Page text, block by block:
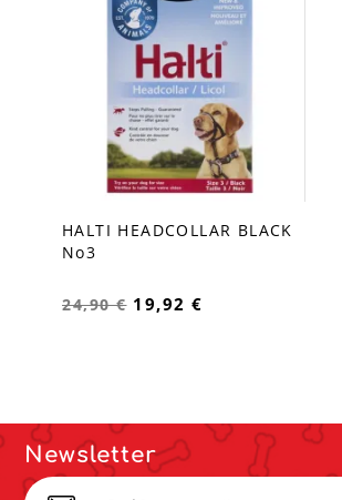
favorite_border
HALTI HEADCOLLAR BLACK
No3
24,90 € 19,92 €
Newsletter